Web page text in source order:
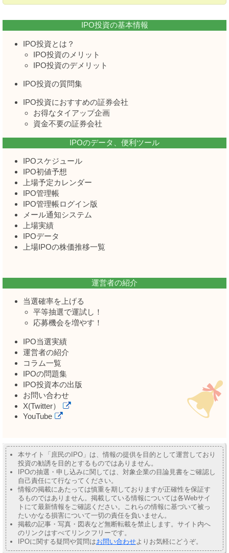
IPO投資の基本情報
IPO投資とは？
IPO投資のメリット
IPO投資のデメリット
IPO投資の質問集
IPO投資におすすめの証券会社
お得なタイアップ企画
資金不要の証券会社
IPOのデータ、便利ツール
IPOスケジュール
IPO初値予想
上場予定カレンダー
IPO管理帳
IPO管理帳ログイン版
メール通知システム
上場実績
IPOデータ
上場IPOの株価推移一覧
運営者の紹介
当選確率を上げる
平等抽選で運試し！
応募機会を増やす！
IPO当選実績
運営者の紹介
コラム一覧
IPOの問題集
IPO投資本の出版
お問い合わせ
X(Twitter）
YouTube
本サイト「庶民のIPO」は、情報の提供を目的として運営しており
投資の勧誘を目的とするものではありません。
IPOの抽選・申し込みに関しては、対象企業の目論見書をご確認し
自己責任にて行なってください。
情報の掲載にあたっては慎重を期しておりますが正確性を保証す
るものではありません。掲載している情報については各Webサイ
トにて最新情報をご確認ください。これらの情報に基づいて被っ
たいかなる損害について一切の責任を負いません。
掲載の記事・写真・図表など無断転載を禁止します。サイト内へ
のリンクはすべてリンクフリーです。
IPOに関する疑問や質問はお問い合わせよりお気軽にどうぞ。